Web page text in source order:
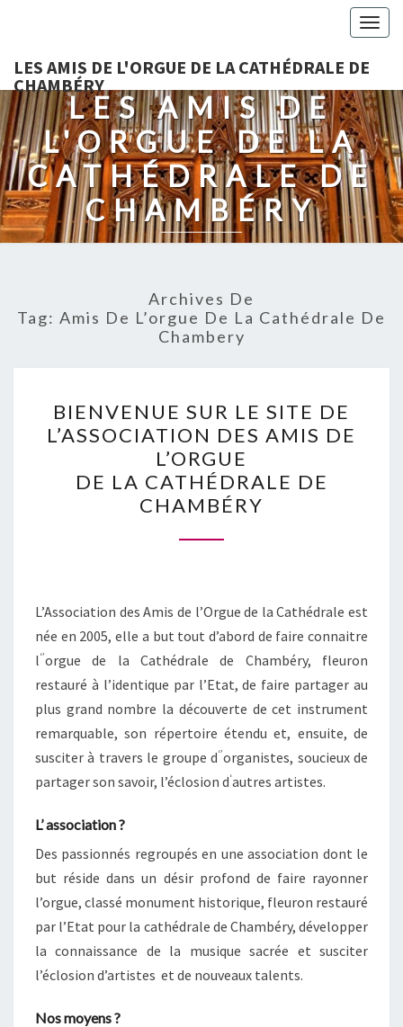
LES AMIS DE L'ORGUE DE LA CATHÉDRALE DE
CHAMBÉRY
LES AMIS DE
L'ORGUE DE LA
CATHÉDRALE DE
CHAMBÉRY
Archives De
Tag: Amis De L’orgue De La Cathédrale De
Chambery
SUR
LE
SITE
DE
L’ASSOCIATION
DES
L’ORGUE
DE
LA
CATHÉDRALE
DE
CHAMBÉRY
BIENVENUE SUR LE SITE DE
L’ASSOCIATION DES AMIS DE
L’ORGUE
DE LA CATHÉDRALE DE
CHAMBÉRY
L’Association des Amis de l’Orgue de la Cathédrale est
née en 2005, elle a but tout d’abord de faire connaitre
l‘’orgue de la Cathédrale de Chambéry, fleuron
restauré à l’identique par l’Etat, de faire partager au
plus grand nombre la découverte de cet instrument
remarquable, son répertoire étendu et, ensuite, de
susciter à travers le groupe d‘’organistes, soucieux de
partager son savoir, l’éclosion d‘autres artistes.
L’ association ?
Des passionnés regroupés en une association dont le
but réside dans un désir profond de faire rayonner
l’orgue, classé monument historique, fleuron restauré
par l’Etat pour la cathédrale de Chambéry, développer
la connaissance de la musique sacrée et susciter
l’éclosion d’artistes et de nouveaux talents.
Nos moyens ?